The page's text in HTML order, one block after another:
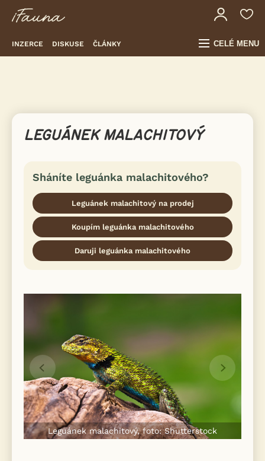
INZERCE DISKUSE ČLÁNKY CELÉ MENU
LEGUÁNEK MALACHITOVÝ
Sháníte leguánka malachitového?
Leguánek malachitový na prodej
Koupím leguánka malachitového
Daruji leguánka malachitového
Leguánek malachitový, foto: Shutterstock